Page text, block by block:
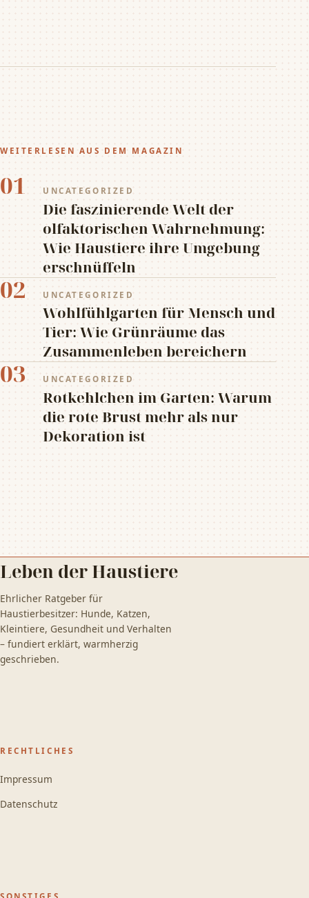
WEITERLESEN AUS DEM MAGAZIN
01 UNCATEGORIZED
Die faszinierende Welt der
olfaktorischen Wahrnehmung:
Wie Haustiere ihre Umgebung
erschnüffeln
02 UNCATEGORIZED
Wohlfühlgarten für Mensch und
Tier: Wie Grünräume das
Zusammenleben bereichern
03 UNCATEGORIZED
Rotkehlchen im Garten: Warum
die rote Brust mehr als nur
Dekoration ist
Leben der Haustiere
Ehrlicher Ratgeber für
Haustierbesitzer: Hunde, Katzen,
Kleintiere, Gesundheit und Verhalten
– fundiert erklärt, warmherzig
geschrieben.
RECHTLICHES
Impressum
Datenschutz